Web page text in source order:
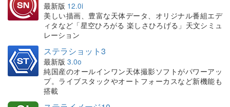
最新版 12.0i
美しい描画、豊富な天体データ、オリジナル番組エデ
ィタなど「星空ひろがる 楽しさひろげる」天文シミュ
レーション
ステラショット3
最新版 3.0o
純国産のオールインワン天体撮影ソフトがパワーアッ
プ。ライブスタックやオートフォーカスなど新機能も
搭載